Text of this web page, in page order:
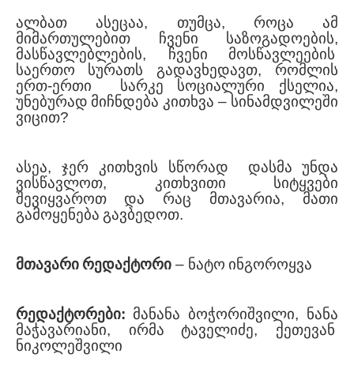
ალბათ ასეცაა, თუმცა, როცა
ამ
მიმართულებით
ჩვენი საზოგადოების,
მასწავლებლების, ჩვენი
მოსწავლეების
საერთო
სურათს გადავხედავთ, რომლის
ერთ-ერთი სარკე სოციალური ქსელია,
უნებურად მიჩნდება კითხვა – სინამდვილეში
ვიცით?
ასეა,ჯერ კითხვის სწორად დასმა
უნდა
ვისწავლოთ, კითხვითი
სიტყვები
შევიყვაროთ
და რაც მთავარია, მათი
გამოყენება გავბედოთ.
მთავარი რედაქტორი– ნატო ინგოროყვა
რედაქტორები: მანანა ბოჭორიშვილი, ნანა
მაჭავარიანი, ირმა ტაველიძე, ქეთევან
ნიკოლეშვილი